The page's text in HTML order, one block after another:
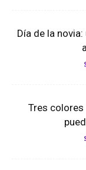
Día de la
Tres colores